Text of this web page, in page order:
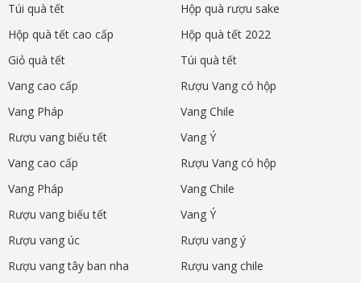
Túi quà tết
Hộp quà rượu sake
Hộp quà tết cao cấp
Hộp quà tết 2022
Giỏ quà tết
Túi quà tết
Vang cao cấp
Rượu Vang có hộp
Vang Pháp
Vang Chile
Rượu vang biếu tết
Vang Ý
Vang cao cấp
Rượu Vang có hộp
Vang Pháp
Vang Chile
Rượu vang biếu tết
Vang Ý
Rượu vang úc
Rượu vang ý
Rượu vang tây ban nha
Rượu vang chile